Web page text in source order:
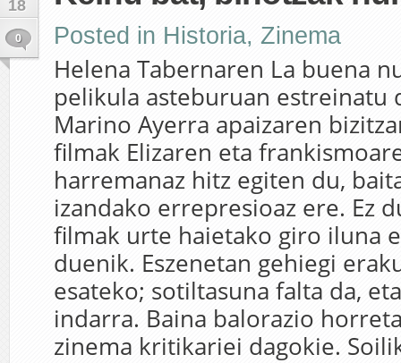
18
0 Posted in Historia, Zinema
Helena Tabernaren La buena
pelikula asteburuan estreinatu
Marino Ayerra apaizaren
filmak Elizaren eta
harremanaz hitz egiten du,
izandako errepresioaz ere. Ez
filmak urte haietako giro iluna
duenik. Eszenetan gehiegi
esateko; sotiltasuna falta da,
indarra. Baina balorazio
zinema kritikariei dagokie.